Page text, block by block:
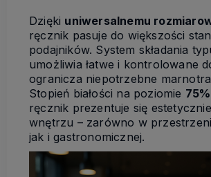
Dzięki uniwersalnemu
ręcznik pasuje do większości
podajników. System składania
umożliwia łatwe i kontrolowane
ogranicza niepotrzebne
Stopień białości na poziomie 75%
ręcznik prezentuje się
wnętrzu – zarówno w
jak i gastronomicznej.